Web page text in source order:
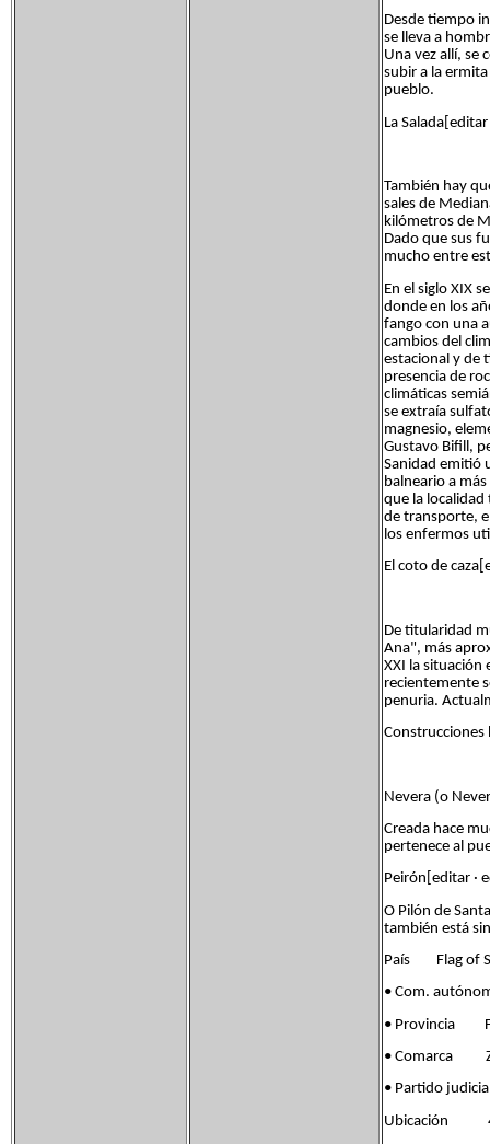
Desde tiempo
se lleva a
Una vez allí, se
subir a la
pueblo.
La
También hay
sales de
kilómetros de
Dado que sus
mucho entre
En el siglo XIX
donde en los
fango con una
cambios del
estacional y de
presencia de
climáticas
se extraía
magnesio,
Gustavo Bifill,
Sanidad emitió
balneario a
que la localidad
de transporte,
los enfermos
El coto de
De titularidad
Ana", más
XXI la situación
recientemente
penuria.
Construcciones
Nevera (o
Creada hace
pertenece al
Peirón[editar ·
O Pilón de
también está
País Flag of
• Com.
• Provincia
• Comarca
• Partido
Ubicación